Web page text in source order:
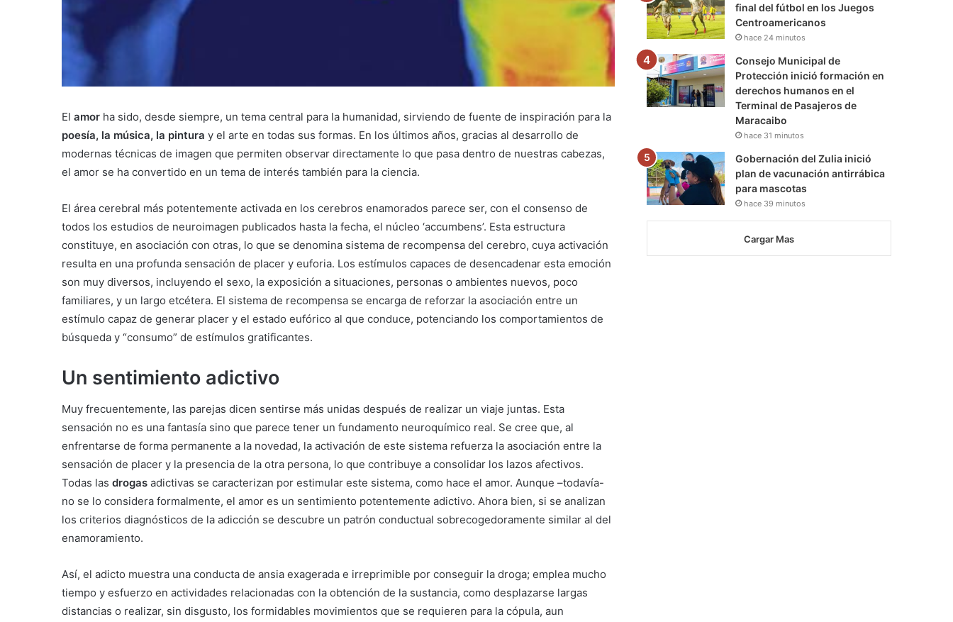
El amor ha sido, desde siempre, un tema central para la humanidad, sirviendo de fuente de inspiración para la
poesía, la música, la pintura y el arte en todas sus formas. En los últimos años, gracias al desarrollo de
modernas técnicas de imagen que permiten observar directamente lo que pasa dentro de nuestras cabezas,
el amor se ha convertido en un tema de interés también para la ciencia.
El área cerebral más potentemente activada en los cerebros enamorados parece ser, con el consenso de
todos los estudios de neuroimagen publicados hasta la fecha, el núcleo ‘accumbens’. Esta estructura
constituye, en asociación con otras, lo que se denomina sistema de recompensa del cerebro, cuya activación
resulta en una profunda sensación de placer y euforia. Los estímulos capaces de desencadenar esta emoción
son muy diversos, incluyendo el sexo, la exposición a situaciones, personas o ambientes nuevos, poco
familiares, y un largo etcétera. El sistema de recompensa se encarga de reforzar la asociación entre un
estímulo capaz de generar placer y el estado eufórico al que conduce, potenciando los comportamientos de
búsqueda y “consumo” de estímulos gratificantes.
Un sentimiento adictivo
Muy frecuentemente, las parejas dicen sentirse más unidas después de realizar un viaje juntas. Esta
sensación no es una fantasía sino que parece tener un fundamento neuroquímico real. Se cree que, al
enfrentarse de forma permanente a la novedad, la activación de este sistema refuerza la asociación entre la
sensación de placer y la presencia de la otra persona, lo que contribuye a consolidar los lazos afectivos.
Todas las drogas adictivas se caracterizan por estimular este sistema, como hace el amor. Aunque –todavía-
no se lo considera formalmente, el amor es un sentimiento potentemente adictivo. Ahora bien, si se analizan
los criterios diagnósticos de la adicción se descubre un patrón conductual sobrecogedoramente similar al del
enamoramiento.
Así, el adicto muestra una conducta de ansia exagerada e irreprimible por conseguir la droga; emplea mucho
tiempo y esfuerzo en actividades relacionadas con la obtención de la sustancia, como desplazarse largas
distancias o realizar, sin disgusto, los formidables movimientos que se requieren para la cópula, aun
final del fútbol en los Juegos
Centroamericanos
hace 24 minutos
Consejo Municipal de
Protección inició formación en
derechos humanos en el
Terminal de Pasajeros de
Maracaibo
hace 31 minutos
Gobernación del Zulia inició
plan de vacunación antirrábica
para mascotas
hace 39 minutos
Cargar Mas